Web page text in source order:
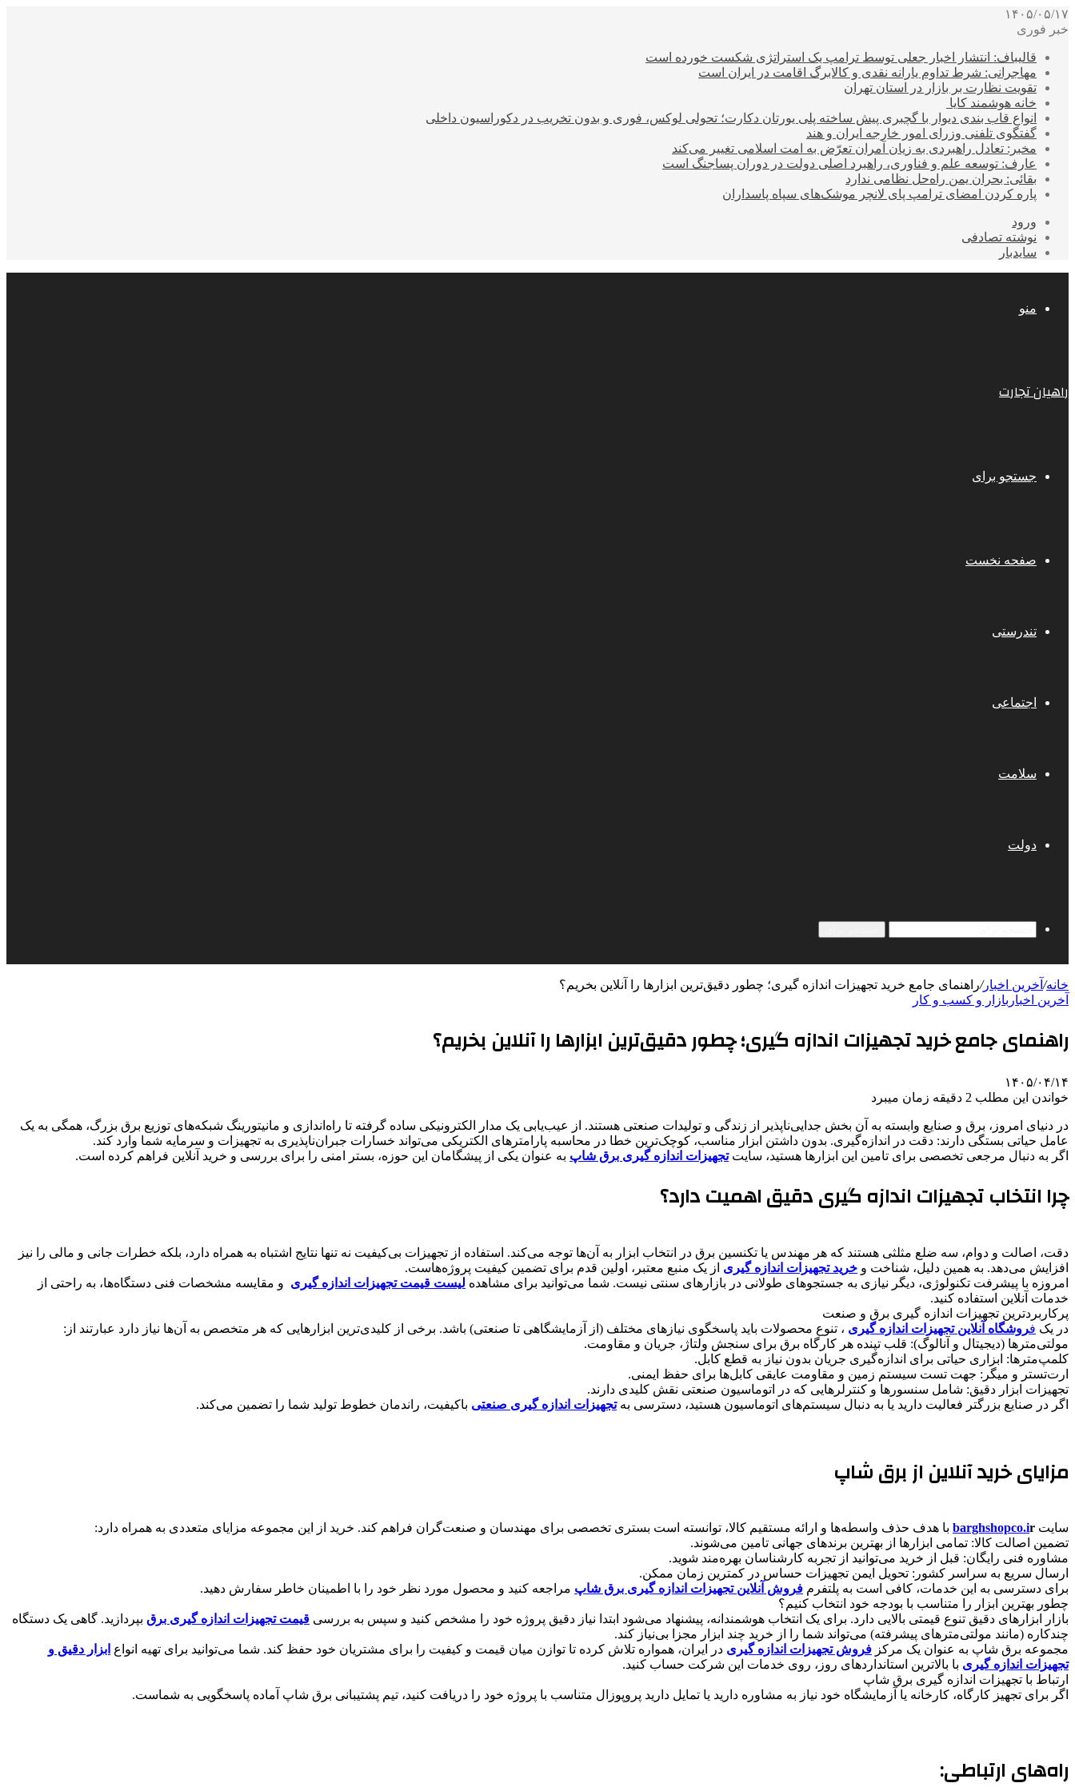
۱۴۰۵/۰۵/۱۷
خبر فوری
قالیباف: انتشار اخبار جعلی توسط ترامپ یک استراتژی شکست خورده است
مهاجرانی: شرط تداوم یارانه نقدی و کالابرگ اقامت در ایران است
تقویت نظارت بر بازار در استان تهران
خانه هوشمند کایا
انواع قاب بندی دیوار با گچبری پیش ساخته پلی یورتان دکارت؛ تحولی لوکس، فوری و بدون تخریب در دکوراسیون داخلی
گفتگوی تلفنی وزرای امور خارجه ایران و هند
مخبر: تعادل راهبردی به زیان آمران تعرّض به امت اسلامی تغییر می‌کند
عارف: توسعه علم و فناوری، راهبرد اصلی دولت در دوران پساجنگ است
بقائی: بحران یمن راه‌حل نظامی ندارد
پاره کردن امضای ترامپ پای لانچر موشک‌های سپاه پاسداران
ورود
نوشته تصادفی
سایدبار
منو
راهیان تجارت
جستجو برای
صفحه نخست
تندرستی
اجتماعی
سلامت
دولت
خانه/ آخرین اخبار/راهنمای جامع خرید تجهیزات اندازه گیری؛ چطور دقیق‌ترین ابزارها را آنلاین بخریم؟
آخرین اخبار بازار و کسب و کار
راهنمای جامع خرید تجهیزات اندازه گیری؛ چطور دقیق‌ترین ابزارها را آنلاین بخریم؟
۱۴۰۵/۰۴/۱۴
خواندن این مطلب 2 دقیقه زمان میبرد
​در دنیای امروز، برق و صنایع وابسته به آن بخش جدایی‌ناپذیر از زندگی و تولیدات صنعتی هستند. از عیب‌یابی یک مدار الکترونیکی ساده گرفته تا راه‌اندازی و مانیتورینگ شبکه‌های توزیع برق بزرگ، همگی به یک
عامل حیاتی بستگی دارند: دقت در اندازه‌گیری. بدون داشتن ابزار مناسب، کوچک‌ترین خطا در محاسبه پارامترهای الکتریکی می‌تواند خسارات جبران‌ناپذیری به تجهیزات و سرمایه شما وارد کند.
​اگر به دنبال مرجعی تخصصی برای تامین این ابزارها هستید، سایتتجهیزات اندازه گیری برق شاپ به عنوان یکی از پیشگامان این حوزه، بستر امنی را برای بررسی و خرید آنلاین فراهم کرده است.
​چرا انتخاب تجهیزات اندازه گیری دقیق اهمیت دارد؟
​دقت، اصالت و دوام، سه ضلع مثلثی هستند که هر مهندس یا تکنسین برق در انتخاب ابزار به آن‌ها توجه می‌کند. استفاده از تجهیزات بی‌کیفیت نه تنها نتایج اشتباه به همراه دارد، بلکه خطرات جانی و مالی را نیز
افزایش می‌دهد. به همین دلیل، شناخت و خرید تجهیزات اندازه گیری از یک منبع معتبر، اولین قدم برای تضمین کیفیت پروژه‌هاست.
​امروزه با پیشرفت تکنولوژی، دیگر نیازی به جستجوهای طولانی در بازارهای سنتی نیست. شما می‌توانید برای مشاهده لیست قیمت تجهیزات اندازه گیری و مقایسه مشخصات فنی دستگاه‌ها، به راحتی از
خدمات آنلاین استفاده کنید.
​پرکاربردترین تجهیزات اندازه گیری برق و صنعت
​در یک فروشگاه آنلاین تجهیزات اندازه گیری ، تنوع محصولات باید پاسخگوی نیازهای مختلف (از آزمایشگاهی تا صنعتی) باشد. برخی از کلیدی‌ترین ابزارهایی که هر متخصص به آن‌ها نیاز دارد عبارتند از:
​مولتی‌مترها (دیجیتال و آنالوگ): قلب تپنده هر کارگاه برق برای سنجش ولتاژ، جریان و مقاومت.
​کلمپ‌مترها: ابزاری حیاتی برای اندازه‌گیری جریان بدون نیاز به قطع کابل.
​ارت‌تستر و میگر: جهت تست سیستم زمین و مقاومت عایقی کابل‌ها برای حفظ ایمنی.
​تجهیزات ابزار دقیق: شامل سنسورها و کنترلرهایی که در اتوماسیون صنعتی نقش کلیدی دارند.
​اگر در صنایع بزرگتر فعالیت دارید یا به دنبال سیستم‌های اتوماسیون هستید، دسترسی بهتجهیزات اندازه گیری صنعتی باکیفیت، راندمان خطوط تولید شما را تضمین می‌کند.
​مزایای خرید آنلاین از برق شاپ
​سایت barghshopco.ir
با هدف حذف واسطه‌ها و ارائه مستقیم کالا، توانسته است بستری تخصصی برای مهندسان و صنعت‌گران فراهم کند. خرید از این مجموعه مزایای متعددی به همراه دارد:
​تضمین اصالت کالا: تمامی ابزارها از بهترین برندهای جهانی تامین می‌شوند.
​مشاوره فنی رایگان: قبل از خرید می‌توانید از تجربه کارشناسان بهره‌مند شوید.
​ارسال سریع به سراسر کشور: تحویل ایمن تجهیزات حساس در کمترین زمان ممکن.
​برای دسترسی به این خدمات، کافی است به پلتفرم فروش آنلاین تجهیزات اندازه گیری برق شاپ مراجعه کنید و محصول مورد نظر خود را با اطمینان خاطر سفارش دهید.
​چطور بهترین ابزار را متناسب با بودجه خود انتخاب کنیم؟
​بازار ابزارهای دقیق تنوع قیمتی بالایی دارد. برای یک انتخاب هوشمندانه، پیشنهاد می‌شود ابتدا نیاز دقیق پروژه خود را مشخص کنید و سپس به بررسی قیمت تجهیزات اندازه گیری برق بپردازید. گاهی یک دستگاه
چندکاره (مانند مولتی‌مترهای پیشرفته) می‌تواند شما را از خرید چند ابزار مجزا بی‌نیاز کند.
​مجموعه برق شاپ به عنوان یک مرکز فروش تجهیزات اندازه گیری در ایران، همواره تلاش کرده تا توازن میان قیمت و کیفیت را برای مشتریان خود حفظ کند. شما می‌توانید برای تهیه انواع ابزار دقیق و
تجهیزات اندازه گیری با بالاترین استانداردهای روز، روی خدمات این شرکت حساب کنید.
​ارتباط با تجهیزات اندازه گیری برق شاپ
​اگر برای تجهیز کارگاه، کارخانه یا آزمایشگاه خود نیاز به مشاوره دارید یا تمایل دارید پروپوزال متناسب با پروژه خود را دریافت کنید، تیم پشتیبانی برق شاپ آماده پاسخگویی به شماست.
​راه‌های ارتباطی: